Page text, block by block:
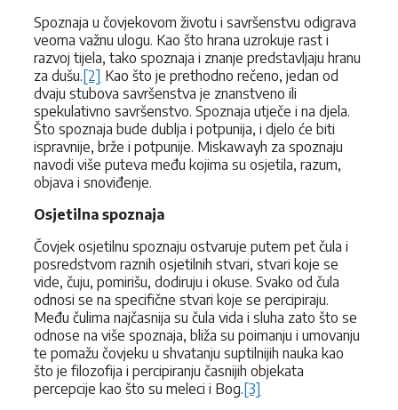
Spoznaja u čovjekovom životu i savršenstvu odigrava
veoma važnu ulogu. Kao što hrana uzrokuje rast i
razvoj tijela, tako spoznaja i znanje predstavljaju hranu
za dušu.[2] Kao što je prethodno rečeno, jedan od
dvaju stubova savršenstva je znanstveno ili
spekulativno savršenstvo. Spoznaja utječe i na djela.
Što spoznaja bude dublja i potpunija, i djelo će biti
ispravnije, brže i potpunije. Miskawayh za spoznaju
navodi više puteva među kojima su osjetila, razum,
objava i snoviđenje.
Osjetilna spoznaja
Čovjek osjetilnu spoznaju ostvaruje putem pet čula i
posredstvom raznih osjetilnih stvari, stvari koje se
vide, čuju, pomirišu, dodiruju i okuse. Svako od čula
odnosi se na specifične stvari koje se percipiraju.
Među čulima najčasnija su čula vida i sluha zato što se
odnose na više spoznaja, bliža su poimanju i umovanju
te pomažu čovjeku u shvatanju suptilnijih nauka kao
što je filozofija i percipiranju časnijih objekata
percepcije kao što su meleci i Bog.[3]